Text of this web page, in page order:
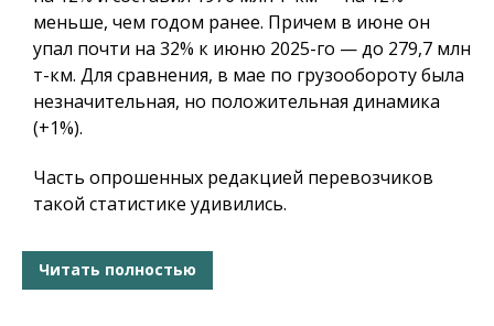
меньше, чем годом ранее. Причем в июне он
упал почти на 32% к июню 2025-го — до 279,7 млн
т-км. Для сравнения, в мае по грузообороту была
незначительная, но положительная динамика
(+1%).
Часть опрошенных редакцией перевозчиков
такой статистике удивились.
Читать полностью